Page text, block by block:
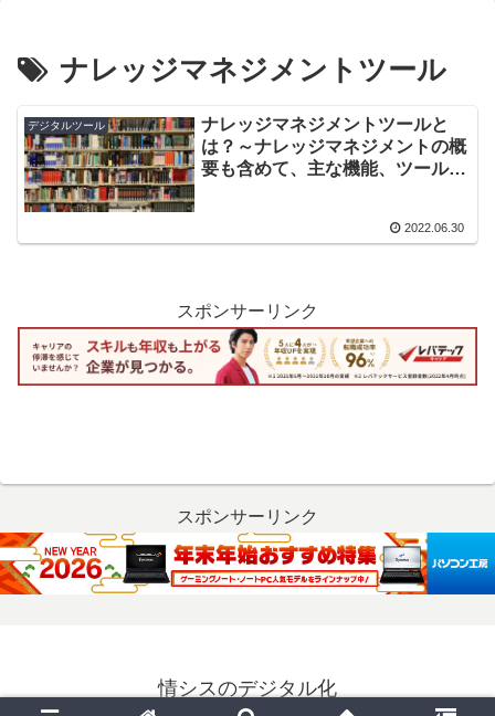
ナレッジマネジメントツール
デジタルツール
ナレッジマネジメントツールと
は？～ナレッジマネジメントの概
要も含めて、主な機能、ツール導
2022.06.30
スポンサーリンク
スポンサーリンク
情シスのデジタル化